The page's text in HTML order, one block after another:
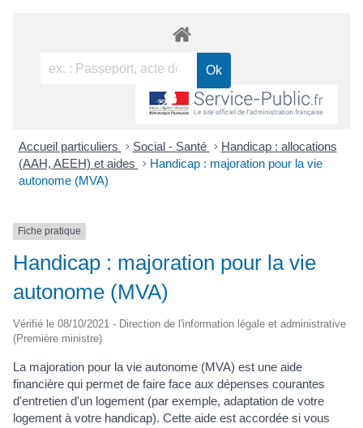
Accueil particuliers > Social - Santé > Handicap : allocations
(AAH, AEEH) et aides > Handicap : majoration pour la vie
autonome (MVA)
Fiche pratique
Handicap : majoration pour la vie
autonome (MVA)
Vérifié le 08/10/2021 - Direction de l'information légale et administrative
(Première ministre)
La majoration pour la vie autonome (MVA) est une aide
financière qui permet de faire face aux dépenses courantes
d'entretien d'un logement (par exemple, adaptation de votre
logement à votre handicap). Cette aide est accordée si vous